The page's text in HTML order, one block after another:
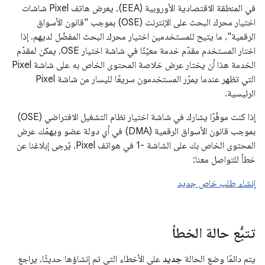
في المنطقة الاقتصادية الأوروبية (EEA)، يعرض هاتف Pixel شاشات
اختيار محرك البحث على الإنترنت (OSE) بموجب "قانون الأسواق
الرقمية"، ما يتيح للمستخدمين اختيار محرك البحث المفضّل لديهم. إذا
اختار المستخدم مقدّم خدمة معيّنًا في شاشة اختيار OSE، يمكن لمقدّم
الخدمة هذا أن يختار عرض خلاصة المحتوى الخاص به على شاشة Pixel
التي تظهر عندما يمرّر المستخدمون سريعًا لليسار من شاشة Pixel
الرئيسية.
إذا كنت موفّرًا يشارك في شاشة اختيار نظام التشغيل الافتراضي (OSE)
بموجب قانون الأسواق الرقمية (DMA) في أي دولة عضو ويهمّك عرض
المحتوى الخاص بك على الشاشة -1 في هواتف Pixel، يُرجى إبلاغنا عن
خطأ للتواصل معنا:
إنشاء طلب خاص جديد
تتبُّع حالة الخطأ
يتم دائمًا وضع الحالة جديد على الأخطاء التي تم إنشاؤها حديثًا. يراجع